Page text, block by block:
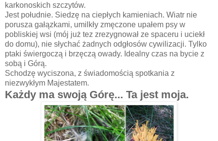
karkonoskich szczytów.
Jest południe. Siedzę na ciepłych kamieniach. Wiatr nie
porusza gałązkami, umilkły zmęczone upałem psy w
pobliskiej wsi (mój już tez zrezygnował ze spaceru i uciekł
do domu), nie słychać żadnych odgłosów cywilizacji. Tylko
ptaki świergoczą i brzęczą owady. Idealny czas na bycie z
sobą i Górą.
Schodzę wyciszona, z świadomością spotkania z
niezwykłym Majestatem.
Każdy ma swoją Górę... Ta jest moja.